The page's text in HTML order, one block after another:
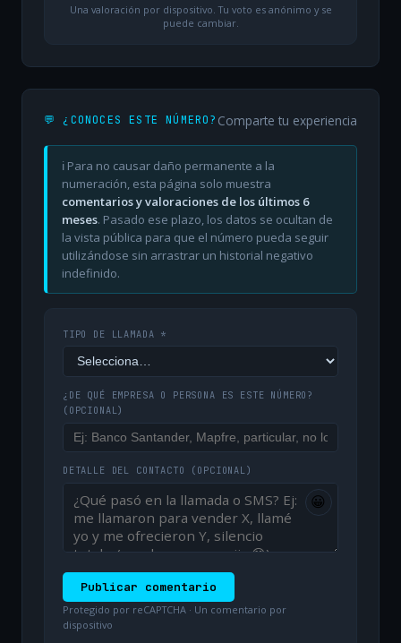
Una valoración por dispositivo. Tu voto es anónimo y se
puede cambiar.
💬 ¿CONOCES ESTE NÚMERO? Comparte tu experiencia
ℹ️ Para no causar daño permanente a la
numeración, esta página solo muestra
comentarios y valoraciones de los últimos 6
meses. Pasado ese plazo, los datos se ocultan de
la vista pública para que el número pueda seguir
utilizándose sin arrastrar un historial negativo
indefinido.
TIPO DE LLAMADA *
¿DE QUÉ EMPRESA O PERSONA ES ESTE NÚMERO?
(OPCIONAL)
DETALLE DEL CONTACTO (OPCIONAL)
😀
Publicar comentario
Protegido por reCAPTCHA · Un comentario por
dispositivo